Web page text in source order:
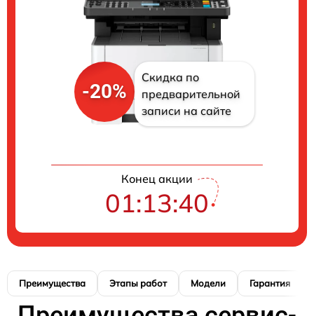
-20%
Скидка по
предварительной
записи на сайте
Конец акции
01:13:39
Преимущества Этапы работ Модели Гарантия